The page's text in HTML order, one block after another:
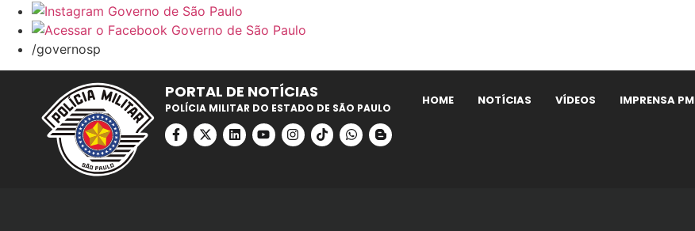
/governosp
PORTAL DE NOTÍCIAS
POLÍCIA MILITAR DO ESTADO DE SÃO PAULO
HOME NOTÍCIAS VÍDEOS IMPRENSA PM